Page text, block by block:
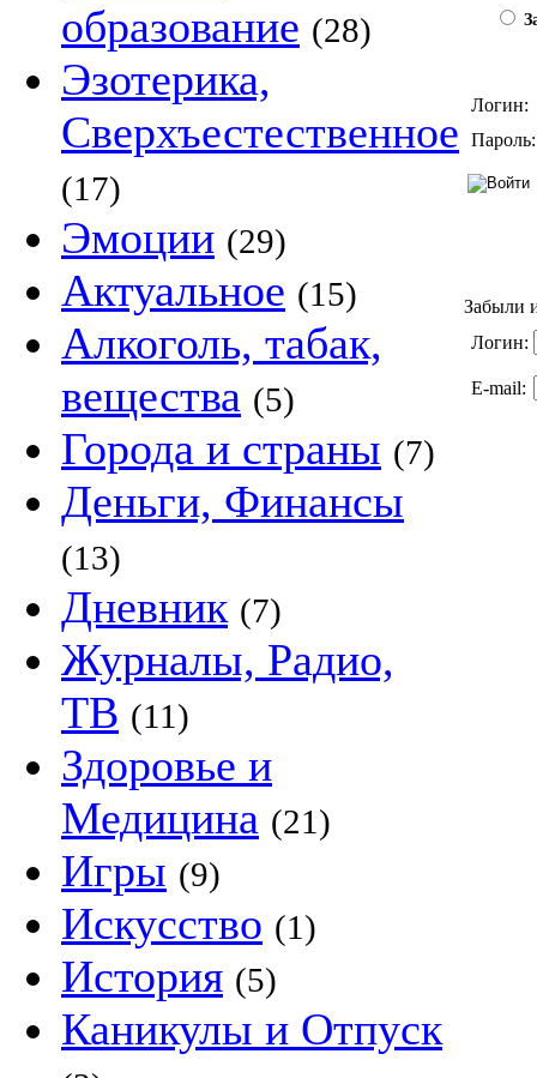
образование (28)
Эзотерика,
Сверхъестественное
(17)
Эмоции (29)
Актуальное (15)
Алкоголь, табак,
вещества (5)
Города и страны (7)
Деньги, Финансы
(13)
Дневник (7)
Журналы, Радио,
ТВ (11)
Здоровье и
Медицина (21)
Игры (9)
Искусство (1)
История (5)
Каникулы и Отпуск
Логин:
Пароль:
Забыли
Логин:
E-mail: